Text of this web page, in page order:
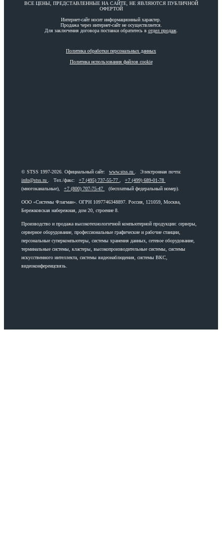
© STSS 1997-2026. Официальный сайт: www.stss.ru
. Электронная почта:
info@stss.ru
. Тел./факс: +7 (495) 737-55-77
+7 (499) 689-01-78
(многоканальные), +7 (800) 707-75-47 (бесплатный федеральный номер).
ООО «Системы Флагман». ОГРН 1097746348897. Россия, 121059, Москва,
Бережковская набережная, дом 20, строение 8.
Производство и продажа высокотехнологичной компьютерной продукции: серверы,
серверное оборудование, профессиональные графические и рабочие станции,
персональные суперкомпьютеры, системы хранения данных, сетевое оборудование,
терминальные системы, кластеры, высокопроизводительные системы, системы
искусственного интеллекта, системы видеонаблюдения, системы ВКС,
видеоконференцсвязь.
ВСЕ ЦЕНЫ, ПРЕДСТАВЛЕННЫЕ НА САЙТЕ, НЕ ЯВЛЯЮТСЯ ПУБЛИЧНОЙ
ОФЕРТОЙ
Интернет-сайт носит информационный характер.
Продажа через интернет-сайт не осуществляется.
Для заключения договора поставки обратитесь в отдел продаж.
Политика обработки персональных данных
Политика использования файлов cookie